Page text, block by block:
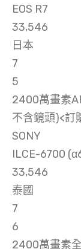
EOS R7
33,546
日本
7
5
2400萬畫素
不含鏡頭)<訂
SONY
ILCE-6700
33,546
泰國
7
6
2400萬畫素